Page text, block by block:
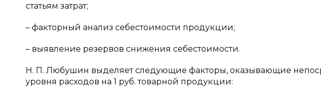
статьям затрат;
– факторный анализ себестоимости продукции;
– выявление резервов снижения себестоимости.
Н. П. Любушин выделяет следующие факторы, оказывающие
уровня расходов на 1 руб. товарной продукции: